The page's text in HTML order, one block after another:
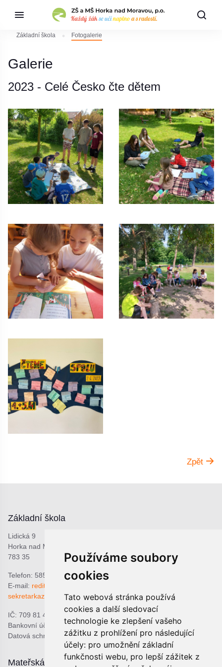
Používáme soubory
cookies
Tato webová stránka používá
cookies a další sledovací
technologie ke zlepšení vašeho
zážitku z prohlížení pro následující
účely: pro umožnění základní
funkčnosti webu, pro lepší zážitek z
Základní škola Fotogalerie
Galerie
2023 - Celé Česko čte dětem
Zpět
Základní škola
Lidická 9
Horka nad Moravou
783 35
Telefon: 585 378 047
E-mail: reditel@zshorka.cz
sekretarkazshorka@seznam.cz
IČ: 709 81 493
Bankovní účet: 1809609309/0800
Datová schránka: bjema48
Mateřská škola Školní jídelna